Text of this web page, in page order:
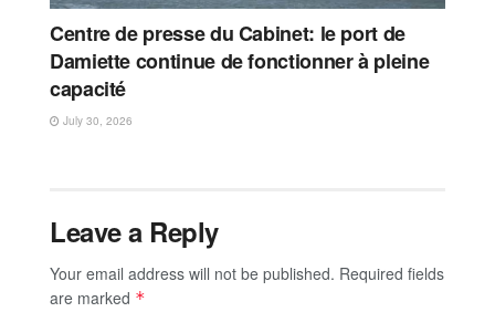
Centre de presse du Cabinet: le port de
Damiette continue de fonctionner à pleine
capacité
July 30, 2026
Leave a Reply
Your email address will not be published. Required fields
are marked *